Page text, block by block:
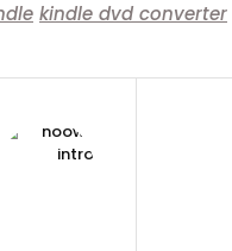
kindle dvd converter